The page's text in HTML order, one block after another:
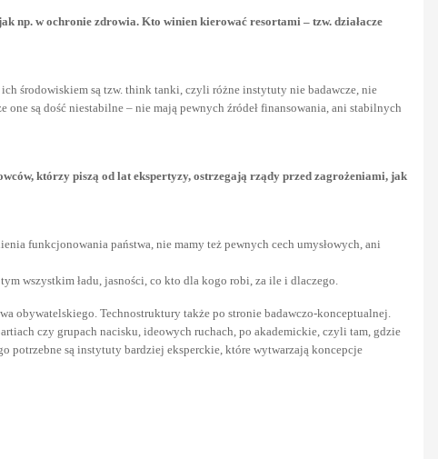
np. w ochronie zdrowia. Kto winien kierować resortami – tzw. działacze
środowiskiem są tzw. think tanki, czyli różne instytuty nie badawcze, nie
są dość niestabilne – nie mają pewnych źródeł finansowania, ani stabilnych
którzy piszą od lat ekspertyzy, ostrzegają rządy przed zagrożeniami, jak
funkcjonowania państwa, nie mamy też pewnych cech umysłowych, ani
wszystkim ładu, jasności, co kto dla kogo robi, za ile i dlaczego.
obywatelskiego. Technostruktury także po stronie badawczo-konceptualnej.
czy grupach nacisku, ideowych ruchach, po akademickie, czyli tam, gdzie
potrzebne są instytuty bardziej eksperckie, które wytwarzają koncepcje